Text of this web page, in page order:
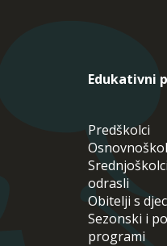
Edukativni
Predškolci
odrasli
Obitelji s
Sezonski i
programi